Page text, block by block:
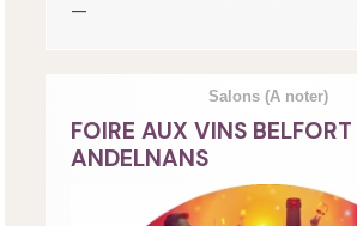
—
Salons (A noter)
FOIRE AUX VINS BELFORT
ANDELNANS